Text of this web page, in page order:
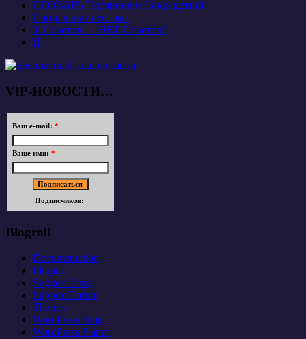
СЛОВАРЬ Терминов и Сокращений
Социальная реклама
У Советов — НЕТ Ответов!
Я
VIP-НОВОСТИ…
Ваш e-mail: *
Ваше имя: *
Подписчиков:
Blogroll
Documentation
Plugins
Suggest Ideas
Support Forum
Themes
WordPress Blog
WordPress Planet